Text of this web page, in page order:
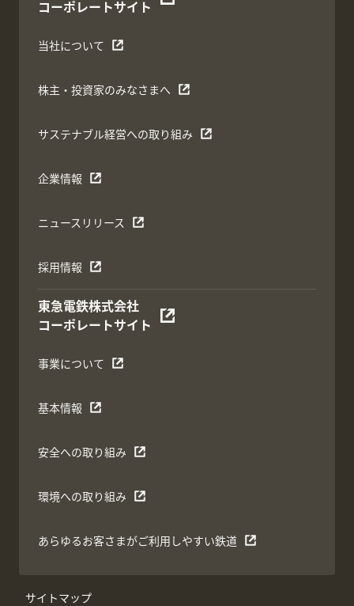
コーポレートサイト
当社について
株主・投資家のみなさまへ
サステナブル経営への取り組み
企業情報
ニュースリリース
採用情報
東急電鉄株式会社
コーポレートサイト
事業について
基本情報
安全への取り組み
環境への取り組み
あらゆるお客さまがご利用しやすい鉄道
サイトマップ